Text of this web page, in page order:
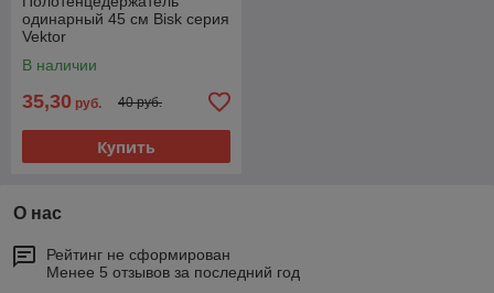
одинарный 45 см Bisk серия
Vektor
В наличии
35,30 руб. 40 руб.
Купить
О нас
Рейтинг не сформирован
Менее 5 отзывов за последний год